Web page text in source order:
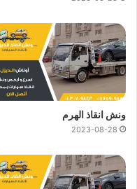
ونش انقاذ الهرم
2023-08-28